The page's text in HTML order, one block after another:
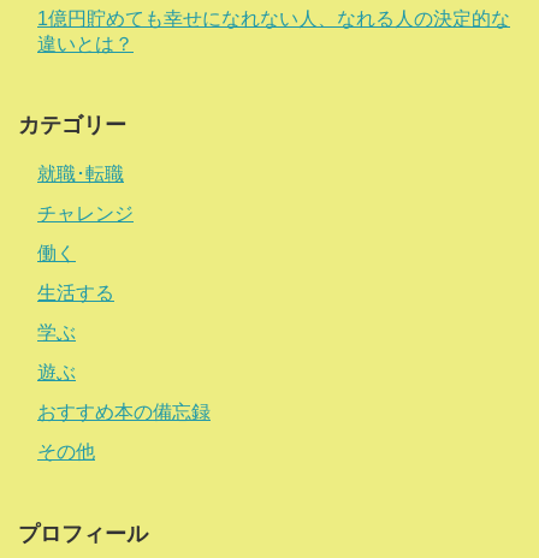
1億円貯めても幸せになれない人、なれる人の決定的な
違いとは？
カテゴリー
就職･転職
チャレンジ
働く
生活する
学ぶ
遊ぶ
おすすめ本の備忘録
その他
プロフィール